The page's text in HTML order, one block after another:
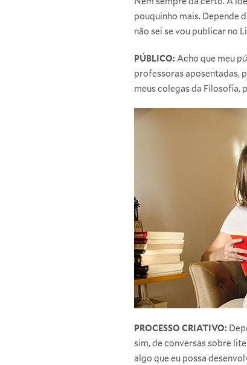
pouquinho mais. Depende
não sei se vou publicar no
PÚBLICO: Acho que meu
professoras aposentadas,
meus colegas da Filosofia,
PROCESSO CRIATIVO:
sim, de conversas sobre
algo que eu possa